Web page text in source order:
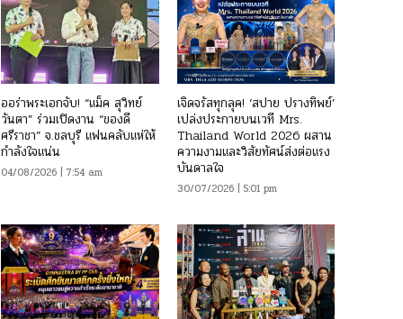
ออร่าพระเอกจับ! “แม็ค สุวิทย์
วันตา” ร่วมเปิดงาน “ของดี
ศรีราชา” จ.ชลบุรี แฟนคลับแห่ให้
กำลังใจแน่น
04/08/2026 | 7:54 am
เจิดจรัสทุกลุค! ‘สปาย ปรางทิพย์’
เปล่งประกายบนเวที Mrs.
Thailand World 2026 ผสาน
ความงามและวิสัยทัศน์ส่งต่อแรง
บันดาลใจ
30/07/2026 | 5:01 pm